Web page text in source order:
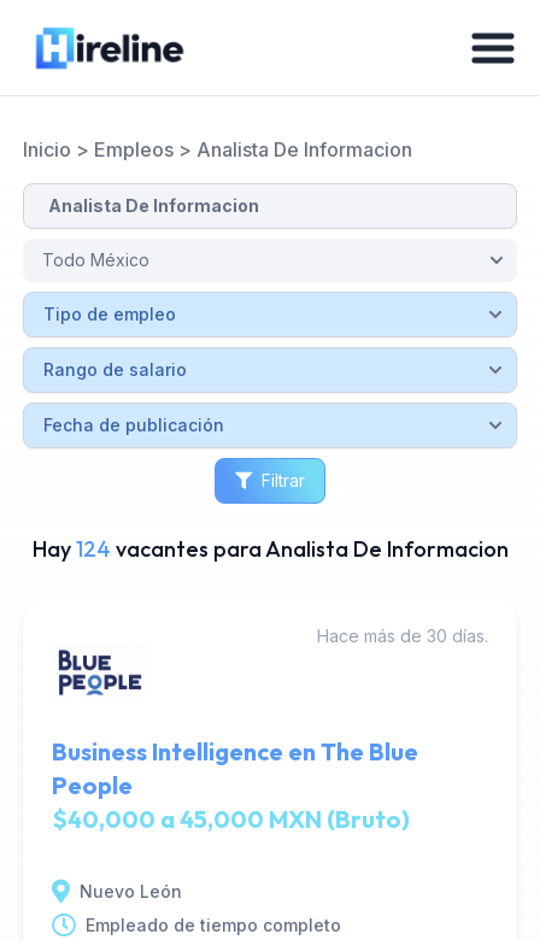
Inicio > Empleos> Analista De Informacion
Filtrar
Hay124 vacantes para Analista De Informacion
Hace más de 30 días.
Business Intelligence en The Blue
People
$40,000 a 45,000 MXN (Bruto)
Nuevo León
Empleado de tiempo completo